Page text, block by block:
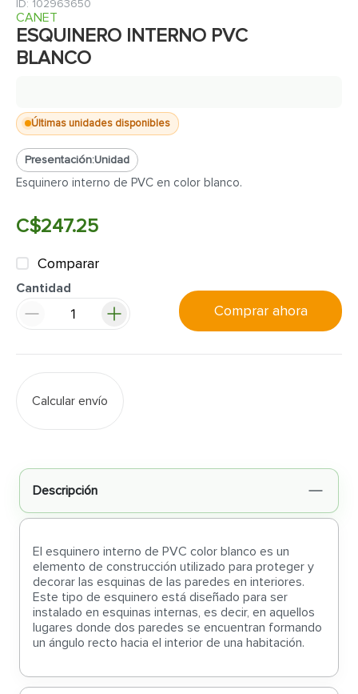
: 102963650
CANET
ESQUINERO INTERNO PVC
BLANCO
Últimas unidades disponibles
Presentación:Unidad
Esquinero interno de PVC en color blanco.
C$247.25
Comparar
Cantidad
Comprar ahora
Calcular envío
Descripción
El esquinero interno de PVC color blanco es un
elemento de construcción utilizado para proteger y
decorar las esquinas de las paredes en interiores.
Este tipo de esquinero está diseñado para ser
instalado en esquinas internas, es decir, en aquellos
lugares donde dos paredes se encuentran formando
un ángulo recto hacia el interior de una habitación.
8.
azulejo